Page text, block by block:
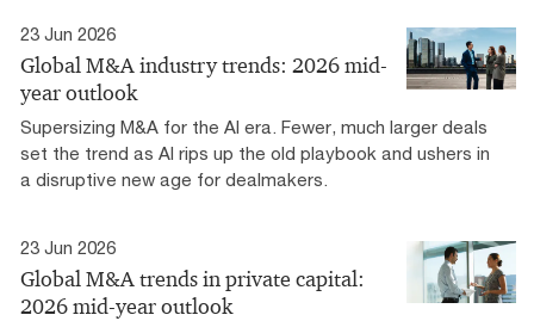
23 Jun 2026
Global M&A industry trends: 2026 mid-
year outlook
Supersizing M&A for the AI era​. Fewer, much larger deals
set the trend as AI rips up the old playbook and ushers in
a disruptive new age for dealmakers.
23 Jun 2026
Global M&A trends in private capital:
2026 mid-year outlook